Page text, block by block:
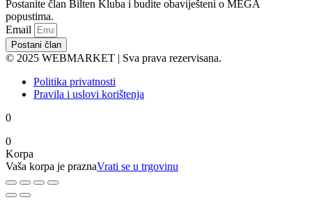
Postanite član Bilten Kluba i budite obaviješteni o MEGA
popustima.
Email
Postani član
© 2025 WEBMARKET | Sva prava rezervisana.
Politika privatnosti
Pravila i uslovi korištenja
0
0
Korpa
Vaša korpa je praznaVrati se u trgovinu